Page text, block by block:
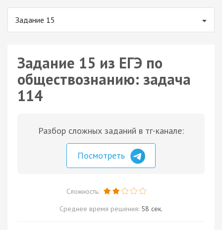
Задание 15
Задание 15 из ЕГЭ по
обществознанию: задача
114
Разбор сложных заданий в тг-канале:
Посмотреть
Сложность:
Среднее время решения: 58 сек.